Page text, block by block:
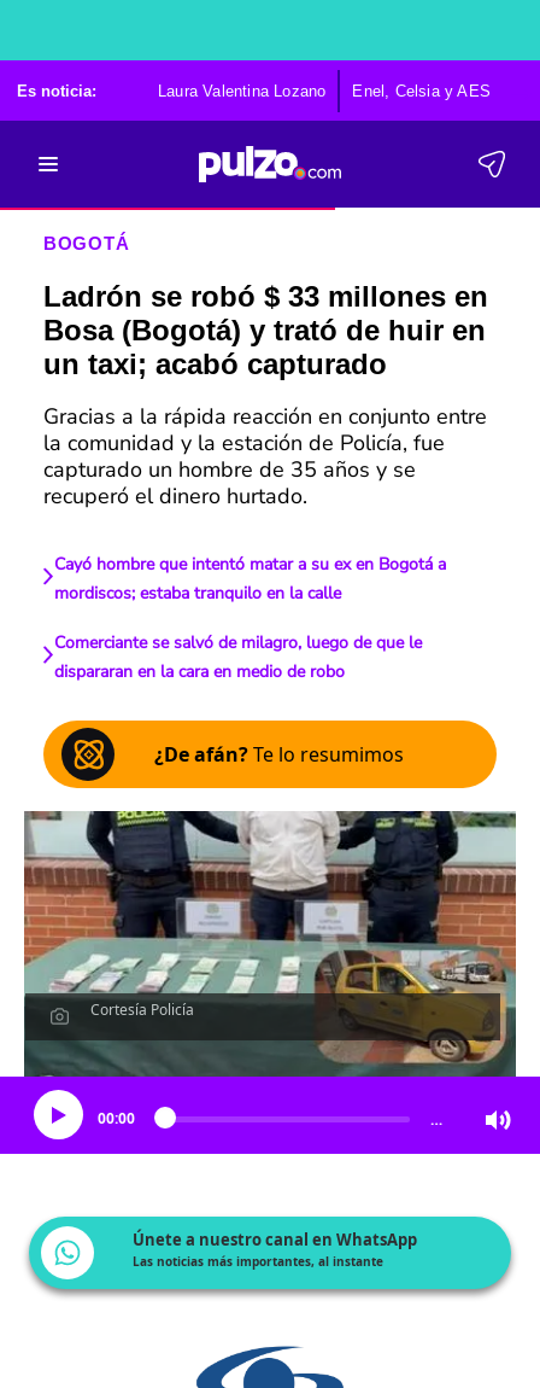
Es noticia: Laura Valentina Lozano Enel, Celsia y AES
BOGOTÁ
Ladrón se robó $ 33 millones en
Bosa (Bogotá) y trató de huir en
un taxi; acabó capturado
Gracias a la rápida reacción en conjunto entre
la comunidad y la estación de Policía, fue
capturado un hombre de 35 años y se
recuperó el dinero hurtado.
Cayó hombre que intentó matar a su ex en Bogotá a
mordiscos; estaba tranquilo en la calle
Comerciante se salvó de milagro, luego de que le
dispararan en la cara en medio de robo
¿De afán?Te lo resumimos
Cortesía Policía
Escucha el artículo
00:00 …
Únete a nuestro canal en WhatsApp
Las noticias más importantes, al instante